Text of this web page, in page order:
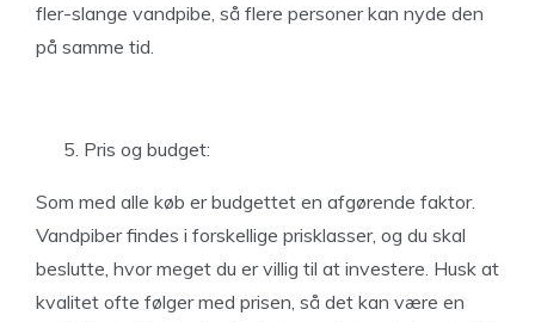
fler-slange vandpibe, så flere personer kan nyde den
på samme tid.
Pris og budget:
Som med alle køb er budgettet en afgørende faktor.
Vandpiber findes i forskellige prisklasser, og du skal
beslutte, hvor meget du er villig til at investere. Husk at
kvalitet ofte følger med prisen, så det kan være en